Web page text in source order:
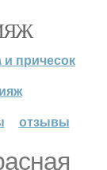
причесок
отзывы